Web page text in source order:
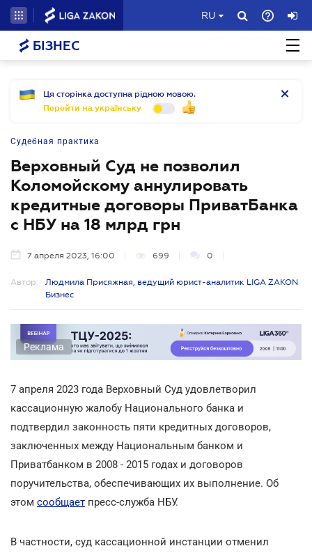
RU
БІЗНЕС
Ця сторінка доступна рідною мовою.
Перейти на українську
Судебная практика
Верховный Суд не позволил
Коломойскому аннулировать
кредитные договоры ПриватБанка
с НБУ на 18 млрд грн
7 апреля 2023, 16:00 699 0
Автор:
Людмила Присяжная, ведущий юрист-аналитик LIGA ZAKON
Бизнес
Реклама
7 апреля 2023 года Верховный Суд удовлетворил
кассационную жалобу Национального банка и
подтвердил законность пяти кредитных договоров,
заключенных между Национальным банком и
Приватбанком в 2008 - 2015 годах и договоров
поручительства, обеспечивающих их выполнение. Об
этом сообщает пресс-служба НБУ.
В частности, суд кассационной инстанции отменил